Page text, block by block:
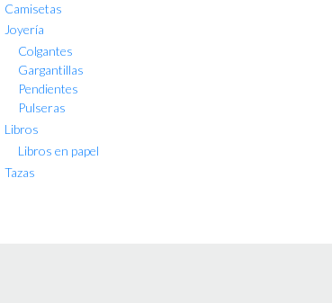
Camisetas
Joyería
Colgantes
Gargantillas
Pendientes
Pulseras
Libros
Libros en papel
Tazas